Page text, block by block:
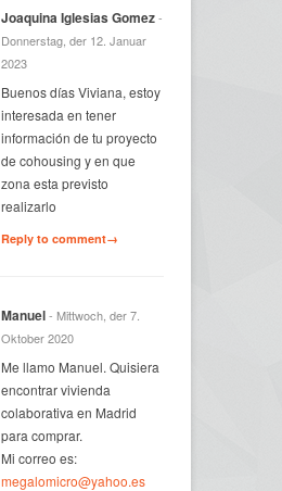
Joaquina Iglesias Gomez-
Donnerstag, der 12. Januar
2023
Buenos días Viviana, estoy
interesada en tener
información de tu proyecto
de cohousing y en que
zona esta previsto
realizarlo
Reply to comment→
Manuel- Mittwoch, der 7.
Oktober 2020
Me llamo Manuel. Quisiera
encontrar vivienda
colaborativa en Madrid
para comprar.
Mi correo es:
megalomicro@yahoo.es